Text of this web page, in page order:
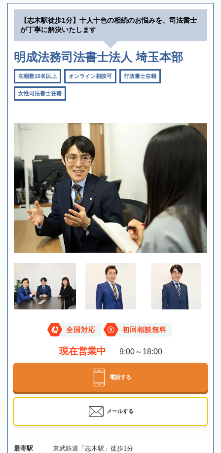
【志木駅徒歩1分】十人十色の相続のお悩みを、司法書士
が丁寧に解決いたします
明成法務司法書士法人 埼玉本部
在籍数10名以上 オンライン相談可 行政書士在籍
女性司法書士在籍
全国対応 初回相談無料
現在営業中 9:00～18:00
電話する
メールする
最寄駅 東武鉄道「志木駅」徒歩1分